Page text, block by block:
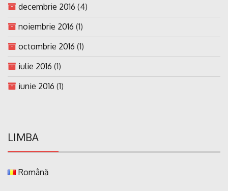
decembrie 2016 (4)
noiembrie 2016 (1)
octombrie 2016 (1)
iulie 2016 (1)
iunie 2016 (1)
LIMBA
Română